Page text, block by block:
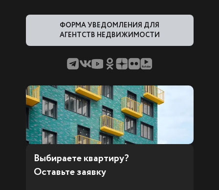
ФОРМА УВЕДОМЛЕНИЯ ДЛЯ
АГЕНТСТВ НЕДВИЖИМОСТИ
Выбираете квартиру?
Оставьте заявку